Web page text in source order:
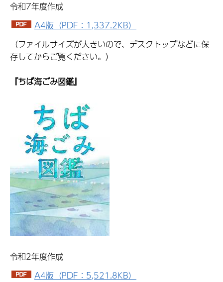
令和7年度作成
A4版（PDF：1,337.2KB）
（ファイルサイズが大きいので、デスクトップなどに保
存してからご覧ください。）
『ちば海ごみ図鑑』
令和2年度作成
A4版（PDF：5,521.8KB）